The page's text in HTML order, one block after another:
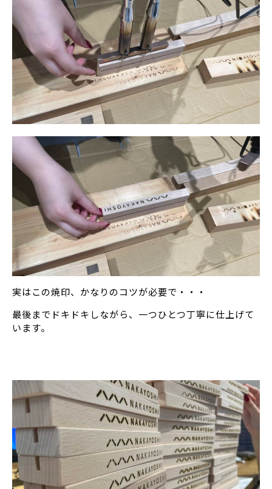
実はこの焼印、かなりのコツが必要で・・・
最後までドキドキしながら、一つひとつ丁寧に仕上げて
います。